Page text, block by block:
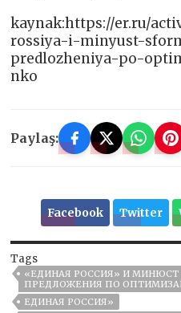
kaynak:https://er.ru/
rossiya-i-minyust-
predlozheniya-po-
nko
Paylaş:
Facebook Twitter
Tags
«ЕДИНАЯ РОССИЯ» И
ПРЕДЛОЖЕНИЯ ПО
ЕДИНАЯ РОССИЯ»